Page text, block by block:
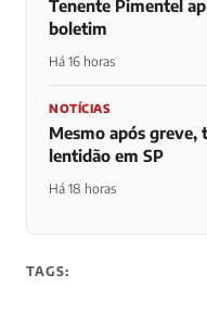
Tenente Pimentel
boletim
Há 16 horas
NOTÍCIAS
Mesmo após greve,
lentidão em SP
Há 18 horas
TAGS: